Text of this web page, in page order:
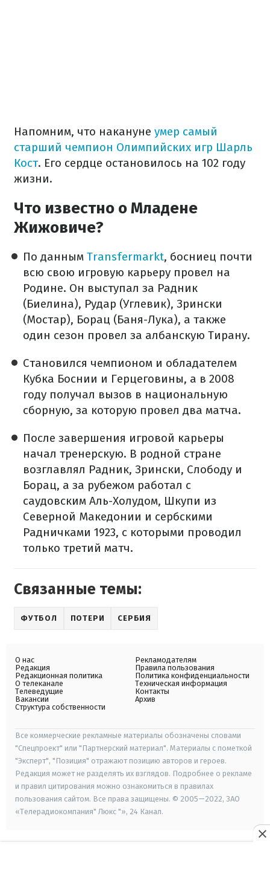
Напомним, что накануне умер самый
старший чемпион Олимпийских игр Шарль
Кост. Его сердце остановилось на 102 году
жизни.
Что известно о Младене
Жижовиче?
По данным Transfermarkt, босниец почти
всю свою игровую карьеру провел на
Родине. Он выступал за Радник
(Биелина), Рудар (Углевик), Зрински
(Мостар), Борац (Баня-Лука), а также
один сезон провел за албанскую Тирану.
Становился чемпионом и обладателем
Кубка Боснии и Герцеговины, а в 2008
году получал вызов в национальную
сборную, за которую провел два матча.
После завершения игровой карьеры
начал тренерскую. В родной стране
возглавлял Радник, Зрински, Слободу и
Борац, а за рубежом работал с
саудовским Аль-Холудом, Шкупи из
Северной Македонии и сербскими
Радничками 1923, с которыми проводил
только третий матч.
Связанные темы:
ФУТБОЛ ПОТЕРИ СЕРБИЯ
О нас
Редакция
Редакционная политика
О телеканале
Телеведущие
Вакансии
Структура собственности
Рекламодателям
Правила пользования
Политика конфиденциальности
Техническая информация
Контакты
Архив
Все коммерческие рекламные материалы обозначены словами
"Спецпроект" или "Партнерский материал". Материалы с пометкой
"Эксперт", "Позиция" отражают позицию авторов и героев.
Редакция может не разделять их взглядов. Подробнее о рекламе
и правил цитирования можно ознакомиться в правилах
пользования сайтом. Все права защищены. © 2005—2022, ЗАО
«Телерадиокомпания" Люкс "», 24 Канал.